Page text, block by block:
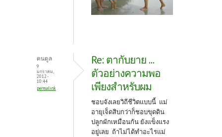
คนตูล
9
มกราคม,
2012 -
10:44
permalink
Re: ตากับยาย ...
ตัวอย่างความพอ
เพียงสำหรับผม
ชอบจังเลยวิถีชีวิตแบบนี้ แม่
อายุเจ็ดสิบกว่าก็ชอบขุดดิน
ปลูกผักเหมือนกัน ยังแข็งแรง
อยู่เลย ถ้าไม่ได้ทำอะไรแม่